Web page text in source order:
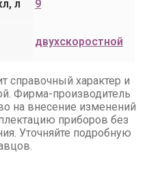
л 9
двухскоростной
справочный характер и
Фирма-производитель
на внесение изменений
приборов без
Уточняйте подробную